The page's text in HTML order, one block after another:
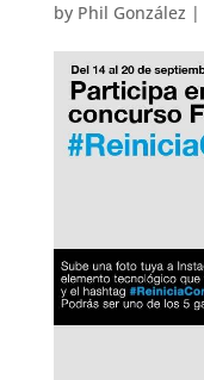
by Phil González |